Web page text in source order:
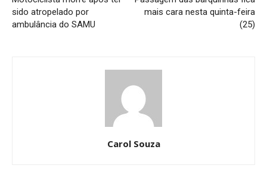
sido atropelado por
ambulância do SAMU
mais cara nesta quinta-feira
(25)
Carol Souza